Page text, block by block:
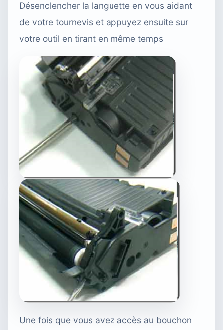
Désenclencher la languette en vous aidant
de votre tournevis et appuyez ensuite sur
votre outil en tirant en même temps
Une fois que vous avez accès au bouchon